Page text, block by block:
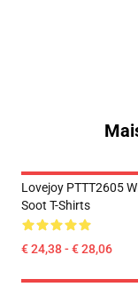
Lovejoy PTTT2605
Soot T-Shirts
€ 24,38 - € 28,06